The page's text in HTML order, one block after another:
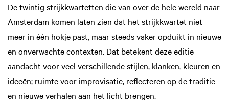
De twintig strijkkwartetten die van over de hele wereld naar
Amsterdam komen laten zien dat het strijkkwartet niet
meer in één hokje past, maar steeds vaker opduikt in nieuwe
en onverwachte contexten. Dat betekent deze editie
aandacht voor veel verschillende stijlen, klanken, kleuren en
ideeën; ruimte voor improvisatie, reflecteren op de traditie
en nieuwe verhalen aan het licht brengen.